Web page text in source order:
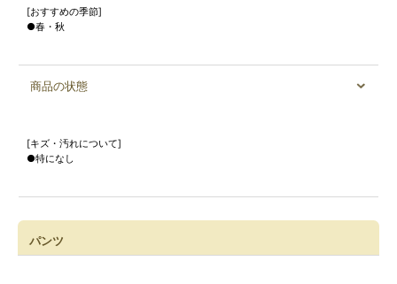
[おすすめの季節]
●春・秋
商品の状態
[キズ・汚れについて]
●特になし
パンツ